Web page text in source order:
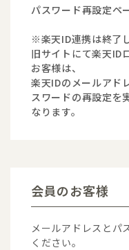
パスワード再設定ペ
※楽天ID連携は終了
旧サイトにて楽天ID
お客様は、
楽天IDのメールアド
スワードの再設定を
なります。
会員のお客様
メールアドレスとパ
ください。